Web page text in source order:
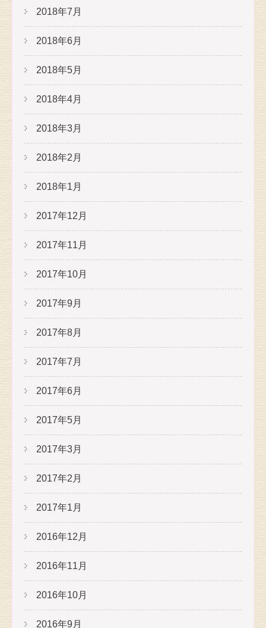
2018年7月
2018年6月
2018年5月
2018年4月
2018年3月
2018年2月
2018年1月
2017年12月
2017年11月
2017年10月
2017年9月
2017年8月
2017年7月
2017年6月
2017年5月
2017年3月
2017年2月
2017年1月
2016年12月
2016年11月
2016年10月
2016年9月